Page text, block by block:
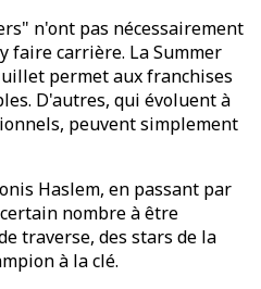
n'ont pas nécessairement
faire carrière. La Summer
permet aux franchises
D'autres, qui évoluent à
peuvent simplement
Haslem, en passant par
nombre à être
traverse, des stars de la
à la clé.